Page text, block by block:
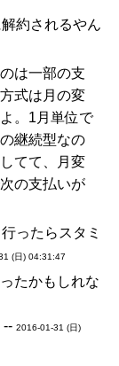
約されるやん
は一部の支
式は月の変
。1月単位で
継続型なの
てて、月変
の支払いが
ったらスタミ
(日) 04:31:47
たかもしれな
-- 2016-01-31 (日)